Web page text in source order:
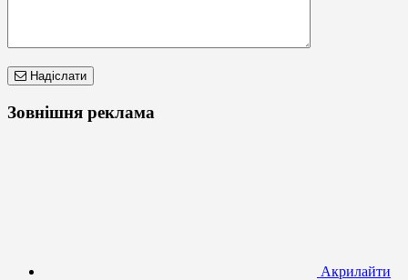
Надіслати
Зовнішня реклама
Акрилайти